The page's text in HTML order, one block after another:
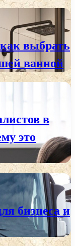
выбрать
ванной
в
это
бизнеса и